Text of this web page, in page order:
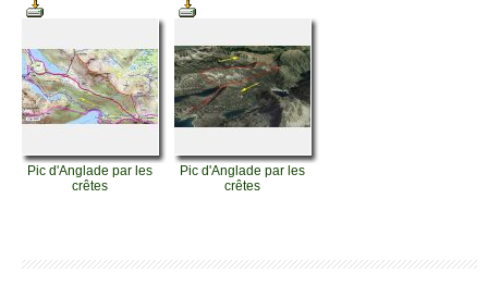
Pic d'Anglade par les
crêtes
Pic d'Anglade par les
crêtes